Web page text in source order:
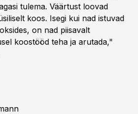
tulema. Väärtust loovad
koos. Isegi kui nad istuvad
on nad piisavalt
koostööd teha ja arutada,"